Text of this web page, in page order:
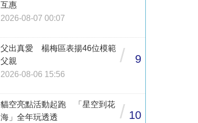
互惠
2026-08-07 00:07
父出真愛 楊梅區表揚46位模範
父親
2026-08-06 15:56
/ 9
貓空亮點活動起跑 「星空到花
海」全年玩透透
/ 10